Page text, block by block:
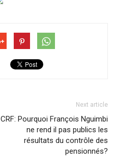
Next article
CRF: Pourquoi François Nguimbi
ne rend il pas publics les
résultats du contrôle des
pensionnés?